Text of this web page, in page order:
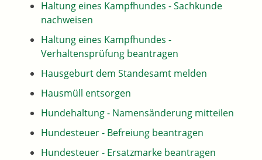
Haltung eines Kampfhundes - Sachkunde
nachweisen
Haltung eines Kampfhundes -
Verhaltensprüfung beantragen
Hausgeburt dem Standesamt melden
Hausmüll entsorgen
Hundehaltung - Namensänderung mitteilen
Hundesteuer - Befreiung beantragen
Hundesteuer - Ersatzmarke beantragen